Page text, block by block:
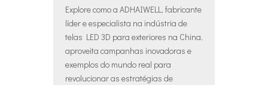
Explore como a ADHAIWELL, fabricante
líder e especialista na indústria de
telas LED 3D para exteriores na China,
aproveita campanhas inovadoras e
exemplos do mundo real para
revolucionar as estratégias de